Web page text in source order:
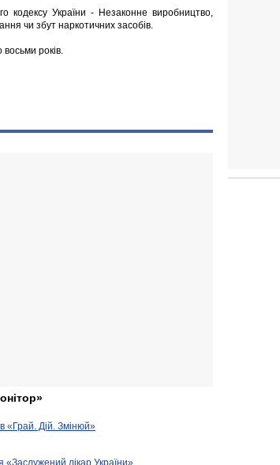
кодексу України - Незаконне виробництво,
чи збут наркотичних засобів.
восьми років.
«Грай. Дій. Змінюй»
«Заслужений лікар України»